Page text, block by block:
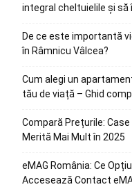
integral cheltuielile și
De ce este importantă
în Râmnicu Vâlcea?
Cum alegi un
tău de viață – Ghid
Compară Prețurile:
Merită Mai Mult în 2025
eMAG România: Ce
Accesează Contact